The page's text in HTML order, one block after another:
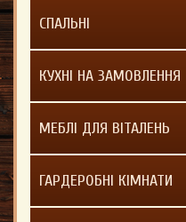
СПАЛЬНІ
КУХНІ НА ЗАМОВЛЕННЯ
МЕБЛІ ДЛЯ ВІТАЛЕНЬ
ГАРДЕРОБНІ КІМНАТИ